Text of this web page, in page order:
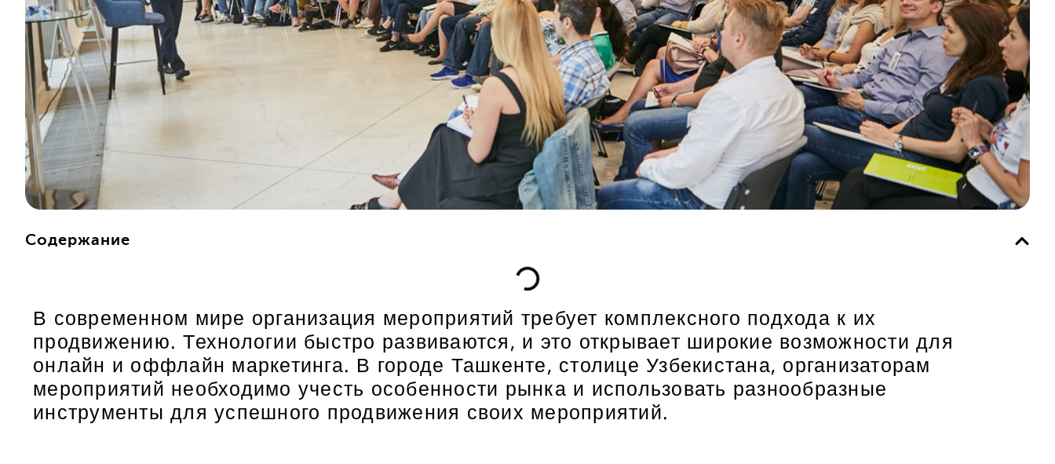
Содержание
В современном мире организация мероприятий требует комплексного подхода к их
продвижению. Технологии быстро развиваются, и это открывает широкие возможности для
онлайн и оффлайн маркетинга. В городе Ташкенте, столице Узбекистана, организаторам
мероприятий необходимо учесть особенности рынка и использовать разнообразные
инструменты для успешного продвижения своих мероприятий.